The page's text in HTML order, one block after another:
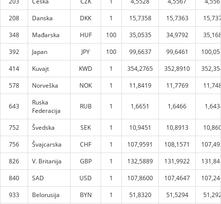
208
Danska DKK 1 15,7358 15,7363
348
Mađarska HUF 100 35,0535 34,9792
392
Japan JPY 100 99,6637 99,6461
414
Kuvajt KWD 1 354,2765 352,8910
578
Norveška NOK 1 11,8419 11,7769
643
Ruska
Federacija
RUB 1 1,6651 1,6466
752 Švedska SEK 1 10,9451 10,8913
756
Švajcarska CHF 1 107,9591 108,1571
826
V. Britanija GBP 1 132,5889 131,9922
840
SAD USD 1 107,8600 107,4647
933
Belorusija BYN 1 51,8320 51,5294